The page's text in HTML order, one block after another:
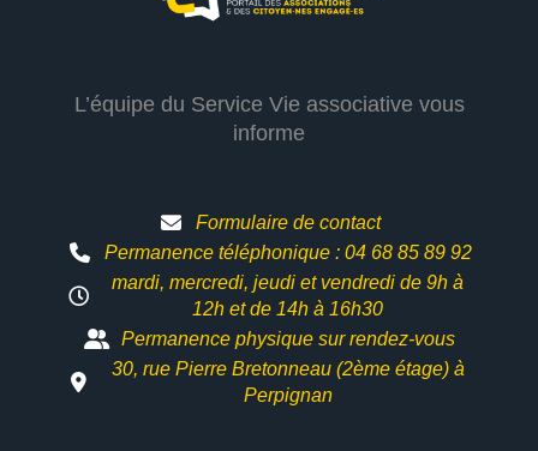
L’équipe du Service Vie associative vous
informe
Formulaire de contact
Permanence téléphonique : 04 68 85 89 92
mardi, mercredi, jeudi et vendredi de 9h à
12h etde 14h à 16h30
Permanence physique sur rendez-vous
30, rue Pierre Bretonneau (2ème étage) à
Perpignan